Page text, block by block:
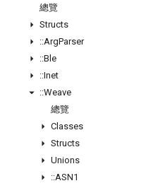
總覽
Structs
::ArgParser
::Ble
::Inet
::Weave
總覽
Classes
Structs
Unions
::ASN1